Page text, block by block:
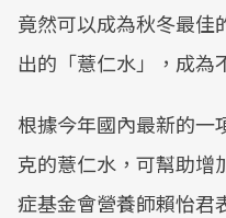
竟然可以成為秋冬最佳
出的「薏仁水」，成為
根據今年國內最新的一
克的薏仁水，可幫助增
症基金會營養師賴怡君